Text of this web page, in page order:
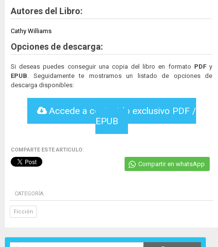
Autores del Libro:
Cathy Williams
Opciones de descarga:
Si deseas puedes conseguir una copia del libro en formato PDFy
EPUB . Seguidamente te mostramos un listado de opciones de
descarga disponibles:
Accede a contenido exclusivo PDF /
EPUB
COMPARTE ESTE ARTICULO:
Compartir en whatsApp
CATEGORÍA:
Ficción